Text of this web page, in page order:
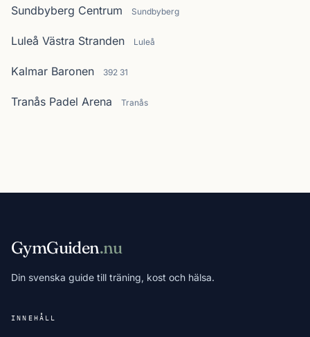
Sundbyberg Centrum Sundbyberg
Luleå Västra Stranden Luleå
Kalmar Baronen 392 31
Tranås Padel Arena Tranås
GymGuiden.nu
Din svenska guide till träning, kost och hälsa.
INNEHÅLL